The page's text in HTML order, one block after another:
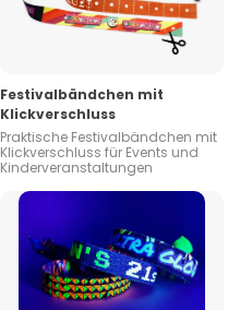
Festivalbändchen mit
Klickverschluss
Praktische Festivalbändchen mit
Klickverschluss für Events und
Kinderveranstaltungen